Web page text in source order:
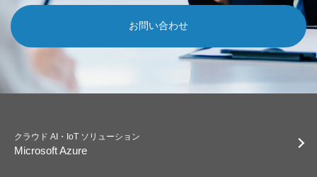
お問い合わせ
クラウド AI・IoT ソリューション
Microsoft Azure